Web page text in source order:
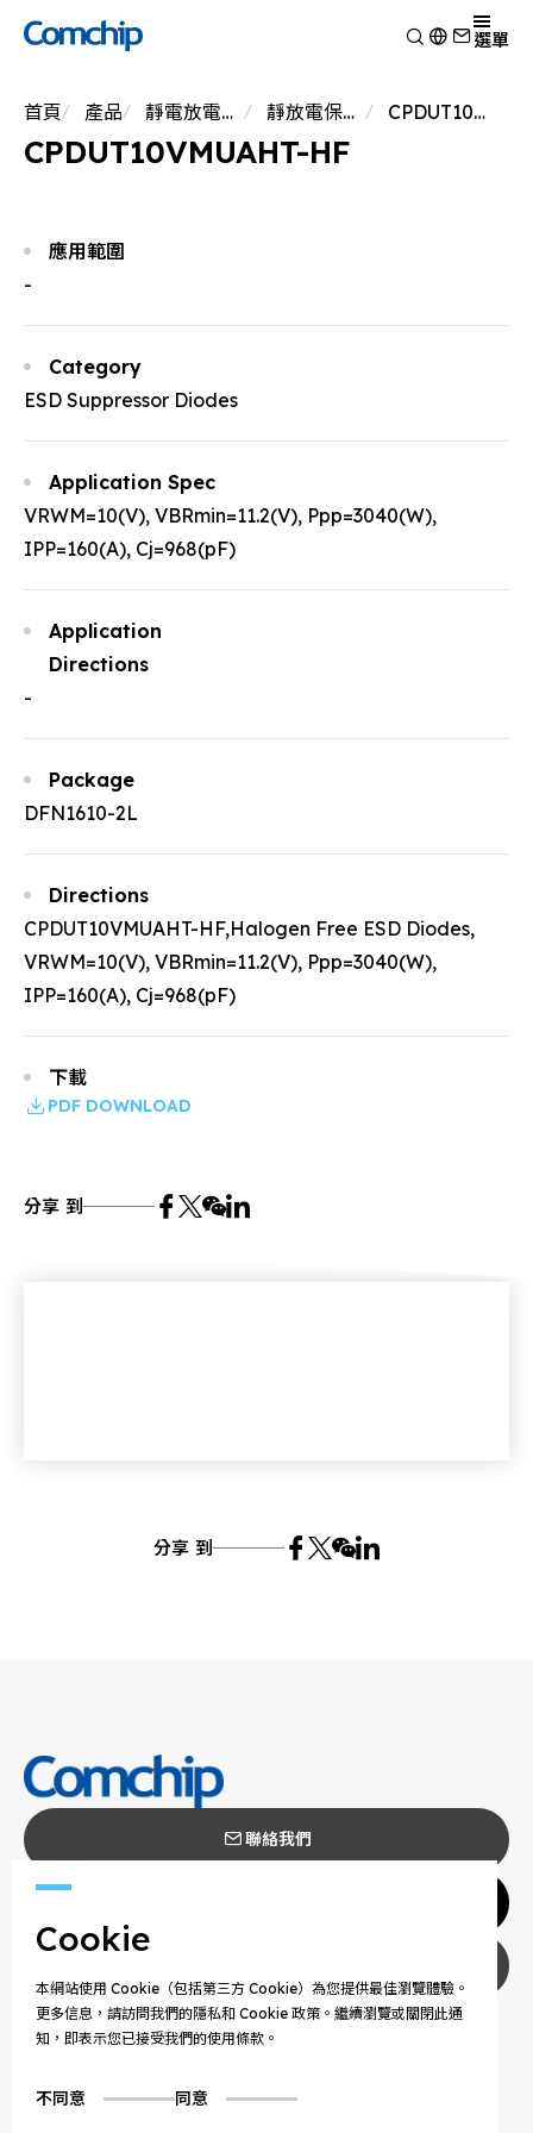
選單
產品
開關二極體
蕭特基二極體
整流二極體
電晶體
金氧半導體場效電晶體
齊納二極體
橋式整流器
消費電子
技術能力
檢視
生產製造
關於典琦
關於典琦
檢視
公司新聞
首頁 產品 靜電放電保護元件 靜放電保護元件 CPDUT10VMUAHT-HF
CPDUT10VMUAHT-HF
應用範圍
-
Category
ESD Suppressor Diodes
Application Spec
VRWM=10(V), VBRmin=11.2(V), Ppp=3040(W),
IPP=160(A), Cj=968(pF)
Application
Directions
-
Package
DFN1610-2L
Directions
CPDUT10VMUAHT-HF,Halogen Free ESD Diodes,
VRWM=10(V), VBRmin=11.2(V), Ppp=3040(W),
IPP=160(A), Cj=968(pF)
下載
PDF DOWNLOAD
分享 到
分享 到
聯絡我們
COPYRIGHT © 2025 COMCHIP TECHNOLOGY CO.,
Cookie
本網站使用 Cookie（包括第三方 Cookie）為您提供最佳瀏覽體驗。
更多信息，請訪問我們的隱私和 Cookie 政策。繼續瀏覽或關閉此通
知，即表示您已接受我們的使用條款。
不同意 同意